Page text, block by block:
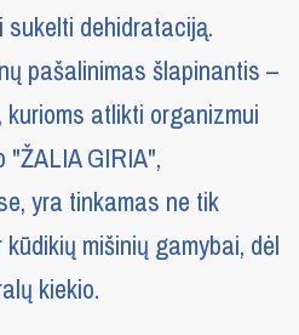
dehidrataciją.
pašalinimas šlapinantis –
atlikti organizmui
GIRIA",
yra tinkamas ne tik
mišinių gamybai, dėl
kiekio.